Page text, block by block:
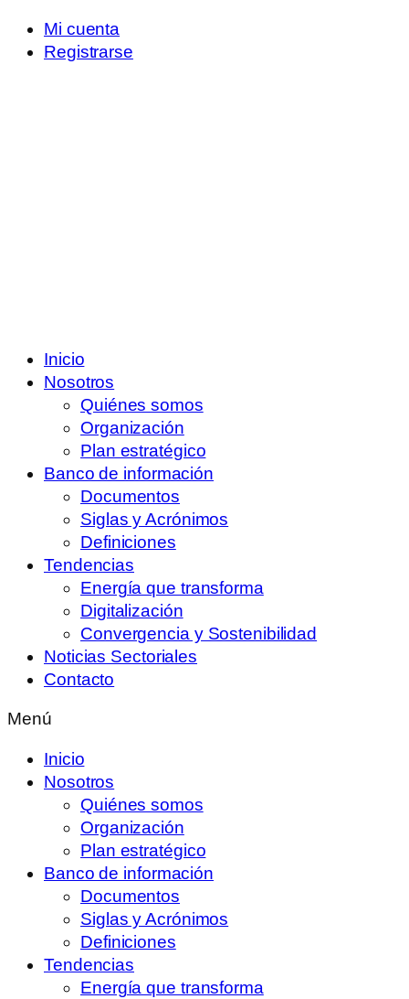
Mi cuenta
Registrarse
Inicio
Nosotros
Quiénes somos
Organización
Plan estratégico
Banco de información
Documentos
Siglas y Acrónimos
Definiciones
Tendencias
Energía que transforma
Digitalización
Convergencia y Sostenibilidad
Noticias Sectoriales
Contacto
Menú
Inicio
Nosotros
Quiénes somos
Organización
Plan estratégico
Banco de información
Documentos
Siglas y Acrónimos
Definiciones
Tendencias
Energía que transforma